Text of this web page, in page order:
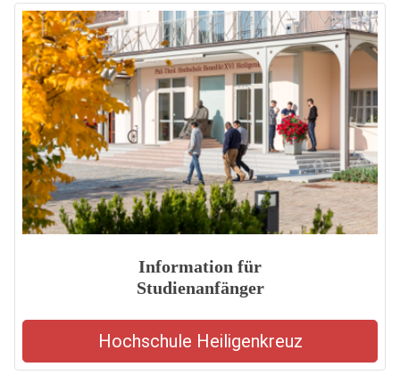
Information für
Studienanfänger
Hochschule Heiligenkreuz